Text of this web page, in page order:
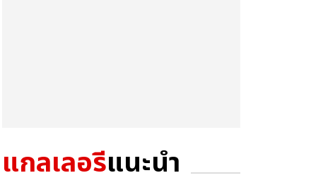
แกลเลอรีแนะนำ